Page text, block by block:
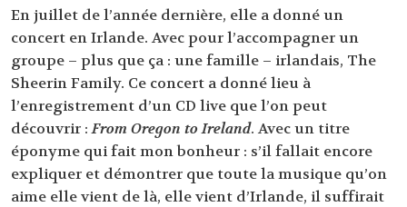
En juillet de l’année dernière, elle a donné un
concert en Irlande. Avec pour l’accompagner un
groupe – plus que ça : une famille – irlandais, The
Sheerin Family. Ce concert a donné lieu à
l’enregistrement d’un CD live que l’on peut
découvrir :From Oregon to Ireland. Avec un titre
éponyme qui fait mon bonheur : s’il fallait encore
expliquer et démontrer que toute la musique qu’on
aime elle vient de là, elle vient d’Irlande, il suffirait